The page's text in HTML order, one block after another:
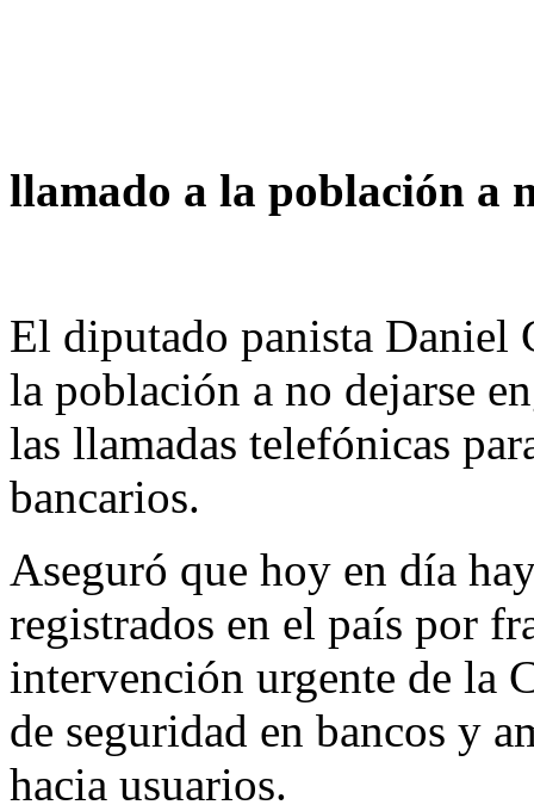
llamado a la población a
El diputado panista Daniel
la población a no dejarse
las llamadas telefónicas
bancarios.
Aseguró que hoy en día
registrados en el país por
intervención urgente de la
de seguridad en bancos y
hacia usuarios.